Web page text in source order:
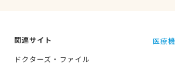
関連サイト
ドクターズ・ファイル
医療